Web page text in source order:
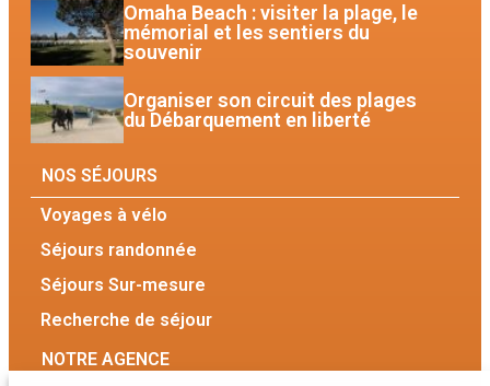
Omaha Beach : visiter la plage, le
mémorial et les sentiers du
souvenir
Organiser son circuit des plages
du Débarquement en liberté
NOS SÉJOURS
Voyages à vélo
Séjours randonnée
Séjours Sur-mesure
Recherche de séjour
NOTRE AGENCE